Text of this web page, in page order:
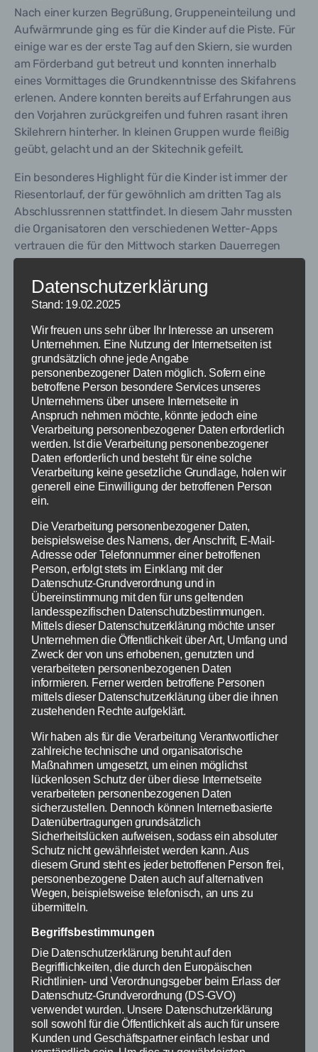
Nach einer kurzen Begrüßung, Gruppeneinteilung und
Aufwärmrunde ging es für die Kinder auf die Piste. Für
einige war es der erste Tag auf den Skiern, sie wurden
am Förderband gut betreut und konnten innerhalb
eines Vormittages die Grundkenntnisse des Skifahrens
erlenen. Andere konnten bereits auf Erfahrungen aus
den Vorjahren zurückgreifen und fuhren rasant ihren
Skilehrern hinterher. In kleinen Gruppen wurde fleißig
geübt, gelacht und an der Skitechnik gefeilt.
Ein besonderes Highlight für die Kinder ist immer der
Riesentorlauf, der für gewöhnlich am dritten Tag als
Abschlussrennen stattfindet. In diesem Jahr mussten
die Organisatoren den verschiedenen Wetter-Apps
vertrauen die für den Mittwoch starken Dauerregen
meldeten. Somit konnten die Skiclubs am
Dienstagmorgen ihre Spontanität unter Beweis stellen
und entschieden das Abschlussrennen aufzubauen
durchzuführen. 15 Kinder zeigten bei Schneefall, Nebel
und später einsetzendem Regen, was sie in den
Übungsstunden gelernt hatten.
Sie durften zwei Runden durch den professionellen
Torlauf rasen, indem die beste Zeit ermittelt wurde. Die
Spannung stieg bei den Kindern, wer sich wohl als
neue Schulmeister & Schulmeisterin betiteln darf.
Durch den dann einsetzenden Regen wurde dann aber
entschieden die Siegerehrung am Mittwoch in der
Sporthalle der Grundschule durchzuführen.
Entscheidung richtig war. Der starke Regen und Sturm
machte es unmöglich einen dritten Tag auf den
Brettern durchzuführen.
Die Lehrkräfte und Kinder trafen sich in der Schule zum
Unterricht, wo die Spannung auf die Siegerehrung
kaum auszuhalten war.
Als es um 12:00 Uhr endlich hieß, ‘‘der Skiclub ist da, wir
fangen an‘‘, stürmten die Kinder in die Sporthalle, in der
bereits ein Podest und die Pokale aufgebaut bereit
standen.
Herr Kohr dankte zu beginn allen Beteiligten der Skitage
für ihr Engagement und besonders den ‘‘Skilehrern‘‘
der Vereine für ihren Einsatz, so wie dem Wasenlift-
Team für die immer gute Zusammenarbeit.
Dann ging es mit dem Olympischen Motto ‘‘dabei sein
ist alles‘‘ an die offizielle Ehrung der jungen
Nachwuchsskifahrer. Hier durfte sich jeder der an den
Skitagen dabei war über eine Urkunde und etwas Süßes
freuen. Wie es sich bei einem Skirennen gehört, konnten
die drei schnellsten Mädchen und Jungen einen Pokal
ihr Eigen nennen.
Zum Abschluss konnten Isabella Dell und Paul Meon die
großen Wanderpokale als Schulmeister*in unter lautem
Applaus entgegennehmen.
Die Skitage sind nicht nur ein sportliches Ereignis,
sondern stärken auch das Gemeinschaftsgefühl der
Schulgemeinschaft. Die langjährige Zusammenarbeit
zwischen der Grundschule und den Skiclubs
Todtnauberg & Muggenbrunn, sowie die Unterstützung
Datenschutzerklärung
Stand: 19.02.2025
Wir freuen uns sehr über Ihr Interesse an unserem
Unternehmen. Eine Nutzung der Internetseiten ist
grundsätzlich ohne jede Angabe
personenbezogener Daten möglich. Sofern eine
betroffene Person besondere Services unseres
Unternehmens über unsere Internetseite in
Anspruch nehmen möchte, könnte jedoch eine
Verarbeitung personenbezogener Daten erforderlich
werden. Ist die Verarbeitung personenbezogener
Daten erforderlich und besteht für eine solche
Verarbeitung keine gesetzliche Grundlage, holen wir
generell eine Einwilligung der betroffenen Person
ein.
Die Verarbeitung personenbezogener Daten,
beispielsweise des Namens, der Anschrift, E-Mail-
Adresse oder Telefonnummer einer betroffenen
Person, erfolgt stets im Einklang mit der
Datenschutz-Grundverordnung und in
Übereinstimmung mit den für uns geltenden
landesspezifischen Datenschutzbestimmungen.
Mittels dieser Datenschutzerklärung möchte unser
Unternehmen die Öffentlichkeit über Art, Umfang und
Zweck der von uns erhobenen, genutzten und
verarbeiteten personenbezogenen Daten
informieren. Ferner werden betroffene Personen
mittels dieser Datenschutzerklärung über die ihnen
zustehenden Rechte aufgeklärt.
Wir haben als für die Verarbeitung Verantwortlicher
zahlreiche technische und organisatorische
Maßnahmen umgesetzt, um einen möglichst
lückenlosen Schutz der über diese Internetseite
verarbeiteten personenbezogenen Daten
sicherzustellen. Dennoch können Internetbasierte
Datenübertragungen grundsätzlich
Sicherheitslücken aufweisen, sodass ein absoluter
Schutz nicht gewährleistet werden kann. Aus
diesem Grund steht es jeder betroffenen Person frei,
personenbezogene Daten auch auf alternativen
Wegen, beispielsweise telefonisch, an uns zu
übermitteln.
Begriffsbestimmungen
Die Datenschutzerklärung beruht auf den
Begrifflichkeiten, die durch den Europäischen
Richtlinien- und Verordnungsgeber beim Erlass der
Datenschutz-Grundverordnung (DS-GVO)
verwendet wurden. Unsere Datenschutzerklärung
soll sowohl für die Öffentlichkeit als auch für unsere
Kunden und Geschäftspartner einfach lesbar und